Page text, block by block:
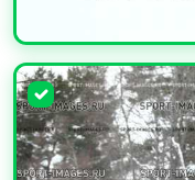
УВЕЛИЧИТЬ